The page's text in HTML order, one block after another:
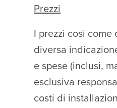
Prezzi
I prezzi così
diversa
e spese (inclusi,
esclusiva
costi di